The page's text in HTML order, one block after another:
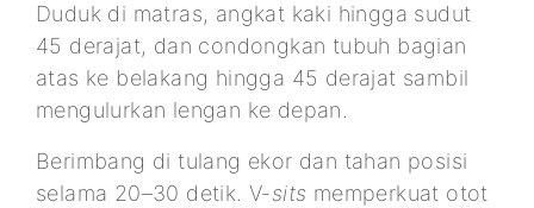
Duduk di matras, angkat kaki hingga sudut
45 derajat, dan condongkan tubuh bagian
atas ke belakang hingga 45 derajat sambil
mengulurkan lengan ke depan.
Berimbang di tulang ekor dan tahan posisi
selama 20–30 detik. V-sits memperkuat otot